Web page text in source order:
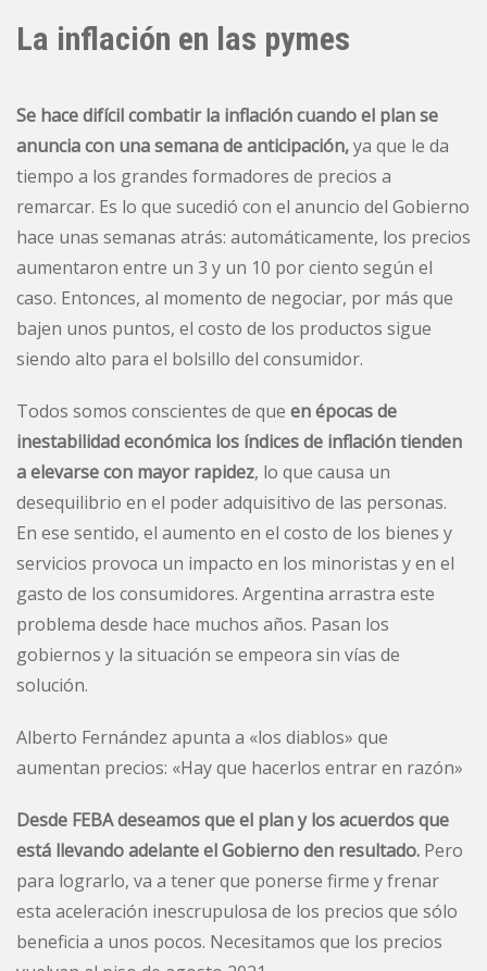
La inflación en las pymes
Se hace difícil combatir la inflación cuando el plan se
anuncia con una semana de anticipación,ya que le da
tiempo a los grandes formadores de precios a
remarcar. Es lo que sucedió con el anuncio del Gobierno
hace unas semanas atrás: automáticamente, los precios
aumentaron entre un 3 y un 10 por ciento según el
caso. Entonces, al momento de negociar, por más que
bajen unos puntos, el costo de los productos sigue
siendo alto para el bolsillo del consumidor.
Todos somos conscientes de que en épocas de
inestabilidad económica los índices de inflación tienden
a elevarse con mayor rapidez, lo que causa un
desequilibrio en el poder adquisitivo de las personas.
En ese sentido, el aumento en el costo de los bienes y
servicios provoca un impacto en los minoristas y en el
gasto de los consumidores. Argentina arrastra este
problema desde hace muchos años. Pasan los
gobiernos y la situación se empeora sin vías de
solución.
Alberto Fernández apunta a «los diablos» que
aumentan precios: «Hay que hacerlos entrar en razón»
Desde FEBA deseamos que el plan y los acuerdos que
está llevando adelante el Gobierno den resultado. Pero
para lograrlo, va a tener que ponerse firme y frenar
esta aceleración inescrupulosa de los precios que sólo
beneficia a unos pocos. Necesitamos que los precios